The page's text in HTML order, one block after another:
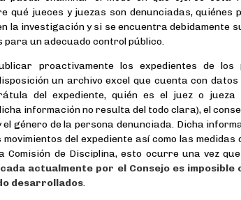
qué jueces y juezas son denunciadas, quiénes
la investigación y si se encuentra debidamente
para un adecuado control público.
proactivamente los expedientes de los
un archivo excel que cuenta con
del expediente, quién es el juez o jueza
información no resulta del todo clara), el
género de la persona denunciada. Dicha
movimientos del expediente así como las
Comisión de Disciplina, esto ocurre una vez
actualmente por el Consejo es
desarrollados.